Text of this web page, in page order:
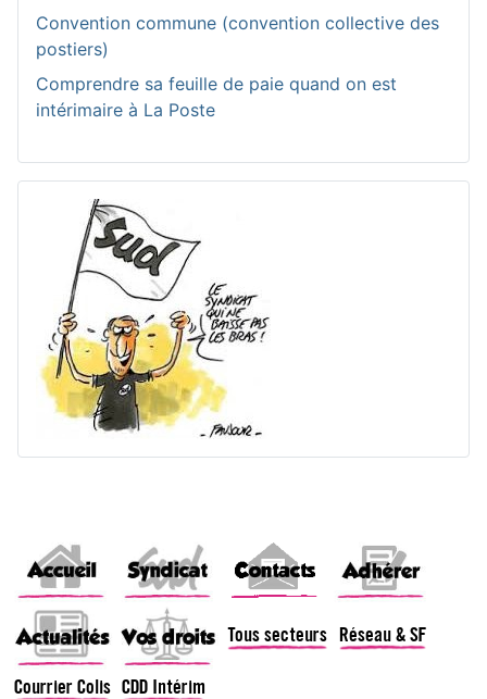
Convention commune (convention collective des
postiers)
Comprendre sa feuille de paie quand on est
intérimaire à La Poste